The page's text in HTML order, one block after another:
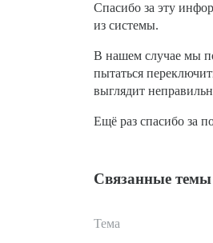
Спасибо за эту
из системы.
В нашем случае мы
пытаться
выглядит
Ещё раз спасибо за
Связанные темы
Тема